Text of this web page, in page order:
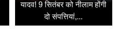
यादव! 9 सितंबर को नीलाम होंगी
दो संपत्तियां,...